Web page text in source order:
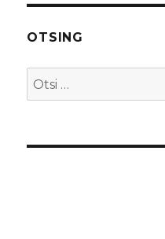
OTSING
Otsi: